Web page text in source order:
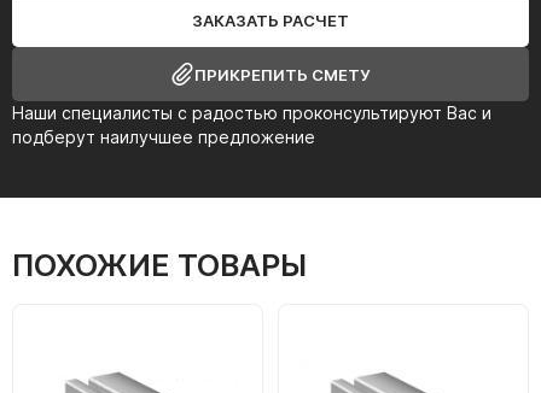
Наши специалисты с радостью проконсультируют Вас и
подберут наилучшее предложение
ЗАКАЗАТЬ РАСЧЕТ
ПРИКРЕПИТЬ СМЕТУ
ПОХОЖИЕ ТОВАРЫ